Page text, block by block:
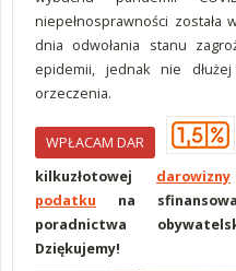
niepełnosprawności została
dnia odwołania stanu
epidemii, jednak nie
orzeczenia.
WPŁACAM DAR
kilkuzłotowej darowizny
podatku na
poradnictwa
Dziękujemy!